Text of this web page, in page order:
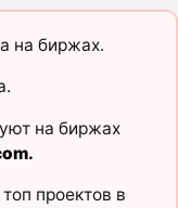
на биржах.
на биржах
.
проектов в